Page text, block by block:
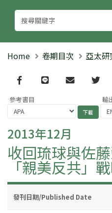
Home 卷期目次 亞太研
Facebook
line email
參考書目 輸
2013年12月
收回琉球與佐
「親美反共」
發刊日期/Published Date